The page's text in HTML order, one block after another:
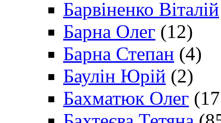
Барвіненко Віталій
Барна Олег (12)
Барна Степан (4)
Баулін Юрій (2)
Бахматюк Олег